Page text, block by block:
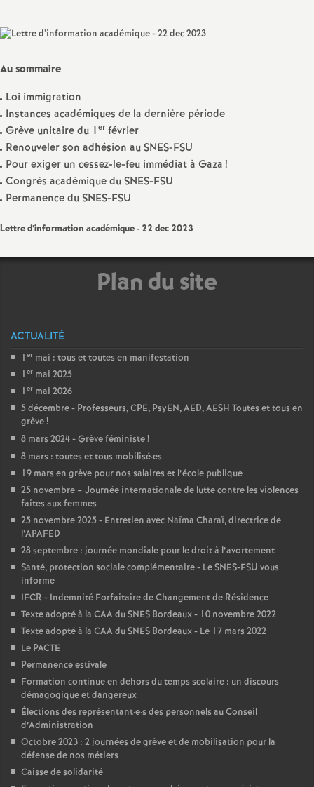
i
n
l
s
s
e
i
g
n
e
m
e
n
Au sommaire
Loi immigration
Instances académiques de la dernière période
Grève unitaire du 1er février
Renouveler son adhésion au SNES-FSU
Pour exiger un cessez-le-feu immédiat à Gaza !
Congrès académique du SNES-FSU
Permanence du SNES-FSU
Lettre d’information académique - 22 dec 2023
Plan du site
ACTUALITÉ
1 er mai : tous et toutes en manifestation
1 er mai 2025
1 er mai 2026
5 décembre - Professeurs, CPE, PsyEN, AED, AESH Toutes et tous en
grève!
8 mars 2024 - Grève féministe!
8 mars : toutes et tous mobilisé·es
19 mars en grève pour nos salaires et l’école publique
25 novembre – Journée internationale de lutte contre les violences
faites aux femmes
25 novembre 2025 - Entretien avec Naïma Charaï, directrice de
l’APAFED
28 septembre : journée mondiale pour le droit à l’avortement
Santé, protection sociale complémentaire - Le SNES-FSU vous
informe
IFCR - Indemnité Forfaitaire de Changement de Résidence
Texte adopté à la CAA du SNES Bordeaux - 10 novembre 2022
Texte adopté à la CAA du SNES Bordeaux - Le 17 mars 2022
Le PACTE
Permanence estivale
Formation continue en dehors du temps scolaire : un discours
démagogique et dangereux
Élections des représentant·e·s des personnels au Conseil
d’Administration
Octobre 2023 : 2 journées de grève et de mobilisation pour la
défense de nos métiers
Caisse de solidarité